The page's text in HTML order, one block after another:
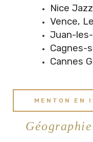
Nice
Vence,
Juan-
Cagnes-
Cannes
MENTON EN
Géographie